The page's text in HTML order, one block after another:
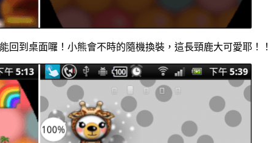
回到桌面囉！小熊會不時的隨機換裝，這長頸鹿大可愛耶！！